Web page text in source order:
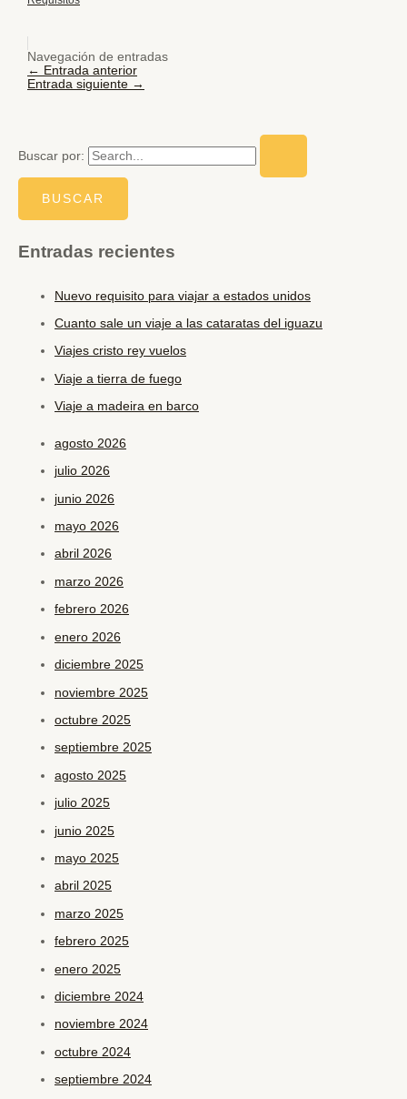
Navegación de entradas
← Entrada anterior
Entrada siguiente →
Buscar por:
Entradas recientes
Nuevo requisito para viajar a estados unidos
Cuanto sale un viaje a las cataratas del iguazu
Viajes cristo rey vuelos
Viaje a tierra de fuego
Viaje a madeira en barco
agosto 2026
julio 2026
junio 2026
mayo 2026
abril 2026
marzo 2026
febrero 2026
enero 2026
diciembre 2025
noviembre 2025
octubre 2025
septiembre 2025
agosto 2025
julio 2025
junio 2025
mayo 2025
abril 2025
marzo 2025
febrero 2025
enero 2025
diciembre 2024
noviembre 2024
octubre 2024
septiembre 2024